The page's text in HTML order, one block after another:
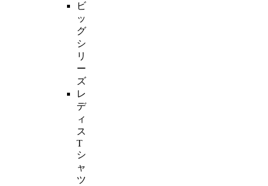
ビ
ッ
グ
シ
リ
ー
ズ
レ
デ
ィ
ス
T
シ
ャ
ツ